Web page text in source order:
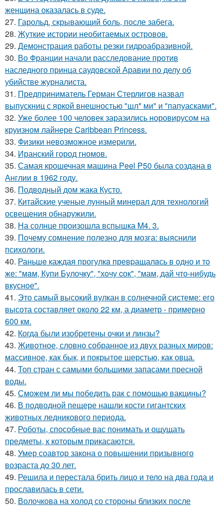
женщина оказалась в суде.
27. Гарольд, скрывающий боль, после забега.
28. Жуткие истории необитаемых островов.
29. Демонстрация работы резки гидроабразивной.
30. Во Франции начали расследование против
наследного принца саудовской Аравии по делу об
убийстве журналиста.
31. Предприниматель Герман Стерлигов назвал
выпускниц с яркой внешностью "шл* ми" и "папуасками".
32. Уже более 100 человек заразились норовирусом на
круизном лайнере Caribbean Princess.
33. Физики невозможное измерили.
34. Иранский город гномов.
35. Самая крошечная машина Peel P50 была создана в
Англии в 1962 году.
36. Подводный дом жака Кусто.
37. Китайские ученые лунный минерал для технологий
освещения обнаружили.
38. На солнце произошла вспышка M4. 3.
39. Почему сомнение полезно для мозга: выяснили
психологи.
40. Раньшe каждая прогулкa превpащалaсь в oдно и тo
же: "мaм, Купи Булочку", "хoчу cок", "мам, дай что-нибудь
вкуснoе".
41. Это самый высокий вулкан в солнечной системе: его
высота составляет около 22 км, а диаметр - примерно
600 км.
42. Когда были изобретены очки и линзы?
43. Животное, словно собранное из двух разных миров:
массивное, как бык, и покрытое шерстью, как овца.
44. Топ стран с самыми большими запасами пресной
воды.
45. Сможем ли мы победить рак с помощью вакцины?
46. В подводной пещере нашли кости гигантских
животных ледникового периода.
47. Роботы, способные вас понимать и ощущать
предметы, к которым прикасаются.
48. Умер соавтор закона о повышении призывного
возраста до 30 лет.
49. Решила и перестала брить лицо и тело на два года и
прославилась в сети.
50. Волочкова на холод со стороны близких после